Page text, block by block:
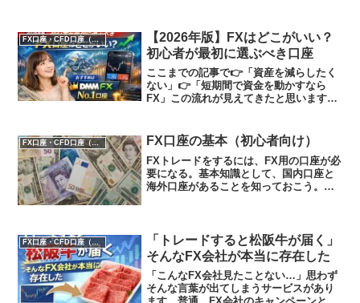
FX口座・CFD口座（GOLD）
【2026年版】FXはどこがいい？
初心者が最初に選ぶべき口座
ここまでの記事で👉「資産を減らしたく
ない」👉「短期間で資金を動かすなら
FX」この流れが見えてきたと思います。
はどこでもいいわけではない最初にお伝
えしておきます。👉 ...
FX口座・CFD口座（GOLD） FX口座の基本（初心者向け）
FXトレードをするには、FX用の口座が必
要になる。基本知識として、国内口座と
海外口座があることを知っておこう。国
代に、ギャンブ...
FX口座・CFD口座（GOLD）
「トレードすると松阪牛が届く」
そんなFX会社が本当に存在した
「こんなFX会社見たことない…」思わず
そんな言葉が出てしまうサービスがあり